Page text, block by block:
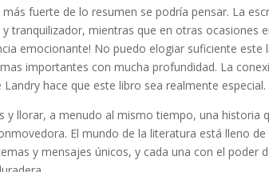
fuerte de lo resumen se podría pensar. La
tranquilizador, mientras que en otras ocasiones
emocionante! No puedo elogiar suficiente este
importantes con mucha profundidad. La
hace que este libro sea realmente especial.
y llorar, a menudo al mismo tiempo, una historia
El mundo de la literatura está lleno
y mensajes únicos, y cada una con el poder